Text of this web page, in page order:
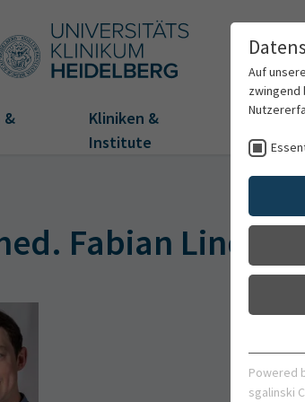
&
Kliniken &
Institute
Fabian Linden
Auf
zwingend
Powered
sgalinski